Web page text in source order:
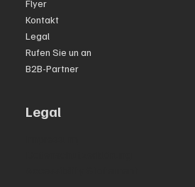
Flyer
Kontakt
Legal
Rufen Sie un an
B2B-Partner
Legal